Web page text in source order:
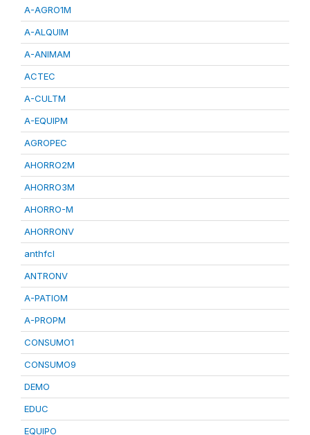
A-AGRO1M
A-ALQUIM
A-ANIMAM
ACTEC
A-CULTM
A-EQUIPM
AGROPEC
AHORRO2M
AHORRO3M
AHORRO-M
AHORRONV
anthfcl
ANTRONV
A-PATIOM
A-PROPM
CONSUMO1
CONSUMO9
DEMO
EDUC
EQUIPO